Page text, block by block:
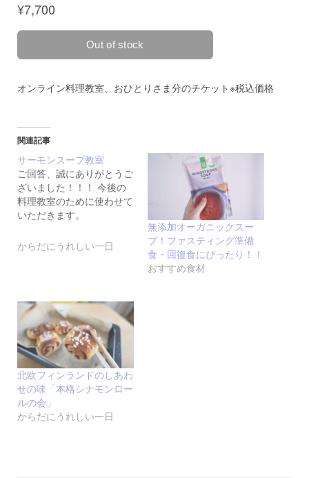
関連記事
サーモンスープ教室
ご回答、誠にありがとうご
ざいました！！！ 今後の
料理教室のために使わせて
いただきます。
からだにうれしい一日
無添加オーガニックスー
プ！ファスティング準備
食・回復食にぴったり！！
おすすめ食材
北欧フィンランドのしあわ
せの味「本格シナモンロー
ルの会」
からだにうれしい一日